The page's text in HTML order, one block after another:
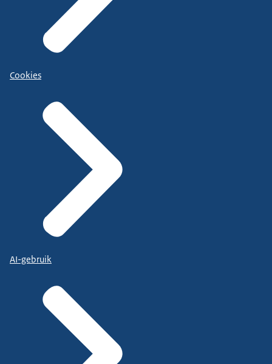
Cookies
AI-gebruik